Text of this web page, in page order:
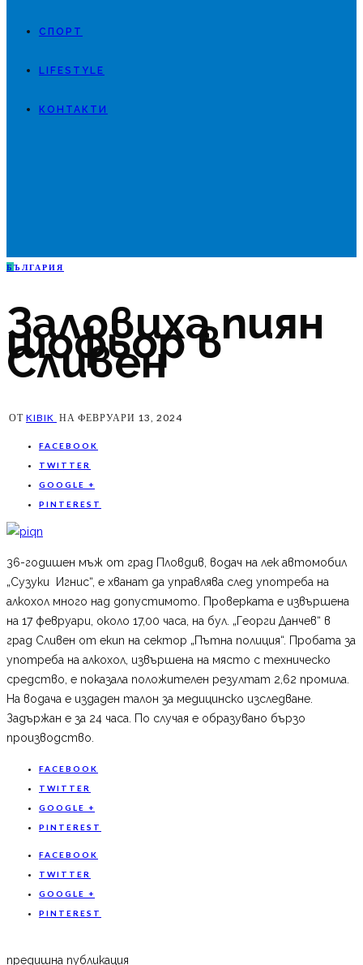
СПОРТ
LIFESTYLE
КОНТАКТИ
Б ЪЛГАРИЯ
Заловиха пиян
шофьор в
Сливен
ОТ KIBIK НА ФЕВРУАРИ 13, 2024
FACEBOOK
TWITTER
GOOGLE +
PINTEREST
36-годишен мъж от град Пловдив, водач на лек автомобил
„Сузуки Игнис“, е хванат да управлява след употреба на
алкохол много над допустимото. Проверката е извършена
на 17 февруари, около 17,00 часа, на бул. „Георги Данчев“ в
град Сливен от екип на сектор „Пътна полиция“. Пробата за
употреба на алкохол, извършена на място с техническо
средство, е показала положителен резултат 2,62 промила.
На водача е издаден талон за медицинско изследване.
Задържан е за 24 часа. По случая е образувано бързо
производство.
FACEBOOK
TWITTER
GOOGLE +
PINTEREST
FACEBOOK
TWITTER
GOOGLE +
PINTEREST
предишна публикация